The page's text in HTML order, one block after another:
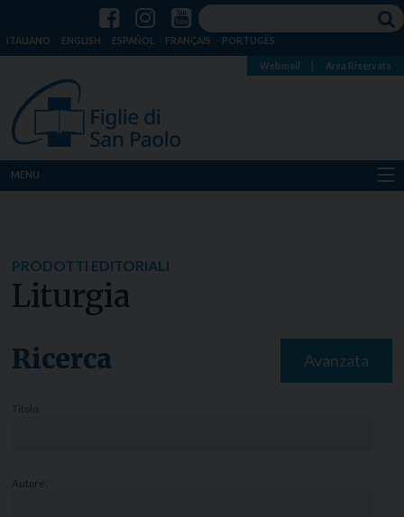
ITALIANO ENGLISH ESPAÑOL FRANÇAIS PORTUGÊS
Webmail Area Riservata
MENU
Notizie
PRODOTTI EDITORIALI
Liturgia
Ricerca Avanzata
Titolo:
Autore: